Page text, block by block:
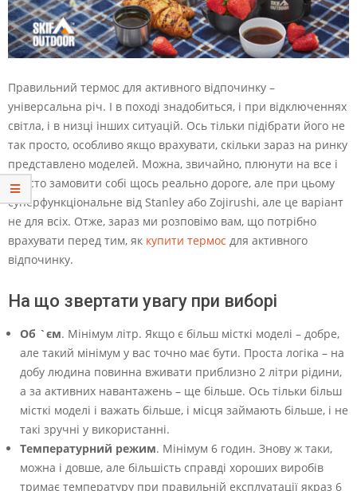
Правильний термос для активного відпочинку –
універсальна річ. І в поході знадобиться, і при відключеннях
світла, і в низці інших ситуацій. Ось тільки підібрати його не
так просто, особливо якщо врахувати, скільки зараз на ринку
представлено моделей. Можна, звичайно, плюнути на все і
просто замовити собі щось реально дороге, але при цьому
суперфункціональне від Stanley або Zojirushi, але це варіант
не для всіх. Отже, зараз ми розповімо вам, що потрібно
врахувати перед тим, як купити термос для активного
відпочинку.
На що звертати увагу при виборі
Об `єм. Мінімум літр. Якщо є більш місткі моделі – добре,
але такий мінімум у вас точно має бути. Проста логіка – на
добу людина повинна вживати приблизно 2 літри рідини,
а за активних навантажень – ще більше. Ось тільки більш
місткі моделі і важать більше, і місця займають більше, і не
такі зручні у використанні.
Температурний режим. Мінімум 6 годин. Знову ж таки,
можна і довше, але більшість справді хороших виробів
тримає температуру при правильній експлуатації якраз 6